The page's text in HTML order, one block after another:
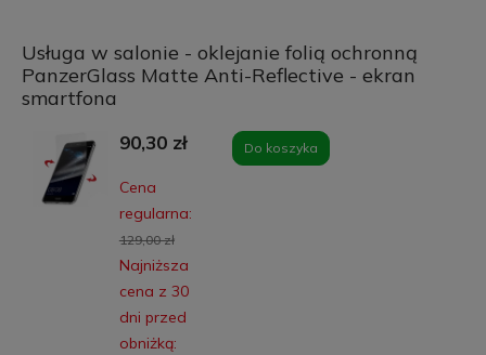
Usługa w salonie - oklejanie folią ochronną
PanzerGlass Matte Anti-Reflective - ekran
smartfona
90,30 zł
Cena
regularna:
129,00 zł
Najniższa
cena z 30
dni przed
obniżką:
Do koszyka